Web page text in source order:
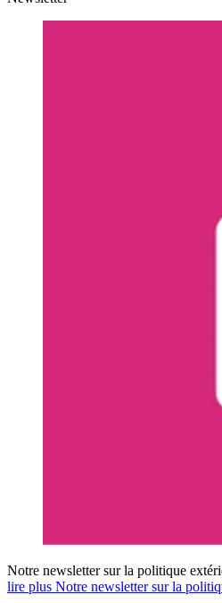
Notre newsletter sur la politique
lire plus Notre newsletter sur la